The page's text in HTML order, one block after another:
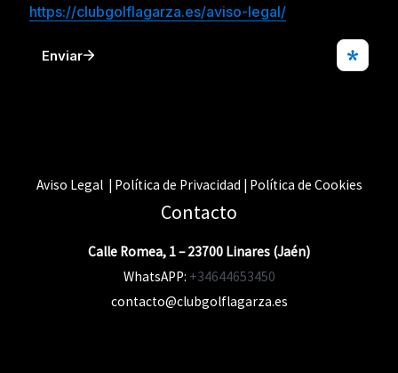
Aviso Legal | Política de Privacidad | Política de Cookies
Contacto
Calle Romea, 1 – 23700 Linares (Jaén)
WhatsAPP: +34644653450
contacto@clubgolflagarza.es